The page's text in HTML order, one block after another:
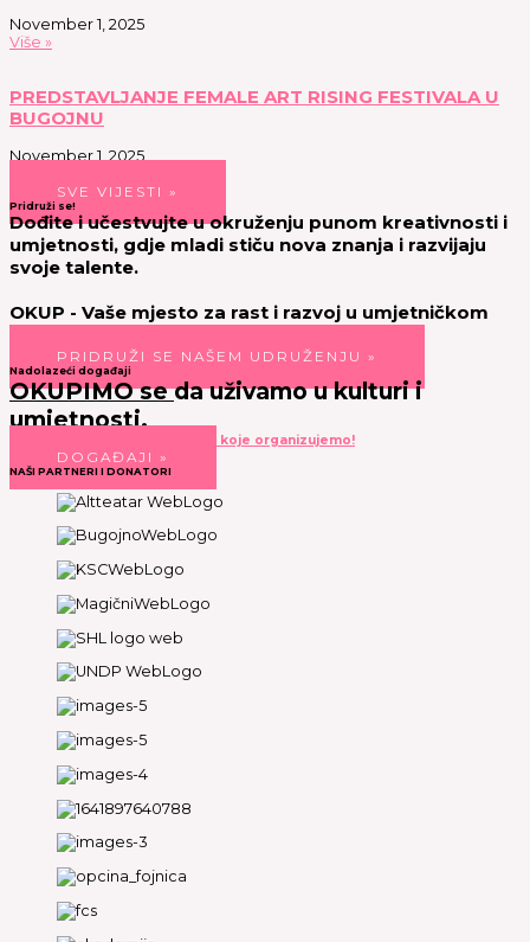
November 1, 2025
Više »
PREDSTAVLJANJE FEMALE ART RISING FESTIVALA U
BUGOJNU
November 1, 2025
SVE VIJESTI »
Pridruži se!
Dođite i učestvujte u okruženju punom kreativnosti i
umjetnosti, gdje mladi stiču nova znanja i razvijaju
svoje talente.
OKUP - Vaše mjesto za rast i razvoj u umjetničkom
PRIDRUŽI SE NAŠEM UDRUŽENJU »
Nadolazeći događaji
OKUPIMO seda uživamo u kulturi i
umjetnosti.
Prijavi se na neki od događaja koje organizujemo!
DOGAĐAJI »
NAŠI PARTNERI I DONATORI